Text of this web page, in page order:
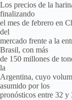
Los precios de la
finalizando
el mes de febrero en
del
mercado frente a la
Brasil, con más
de 150 millones de
la
Argentina, cuyo
asumido por los
pronósticos entre 32 y